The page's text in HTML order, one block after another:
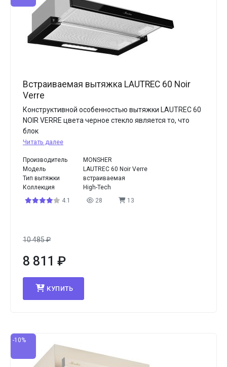
Встраиваемая вытяжка LAUTREC 60 Noir
Verre
Конструктивной особенностью вытяжки LAUTREC 60
NOIR VERRE цвета черное стекло является то, что
блок
Читать далее
Производитель
MONSHER
Модель
LAUTREC 60 Noir Verre
Тип вытяжки
встраиваемая
Коллекция
High-Tech
4.1
28 13
10 485₽
8 811 ₽
КУПИТЬ
-10%